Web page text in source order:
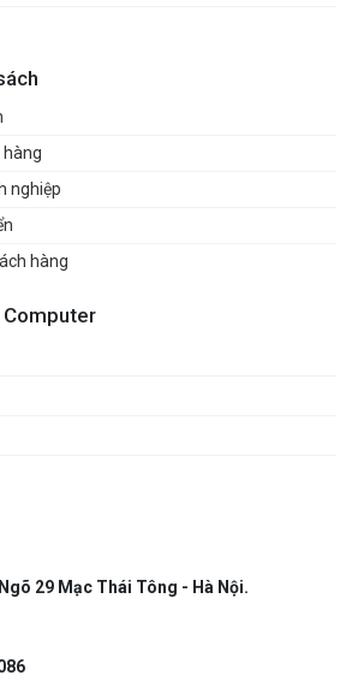
hàng
nghiệp
hàng
Computer
29 Mạc Thái Tông - Hà Nội.